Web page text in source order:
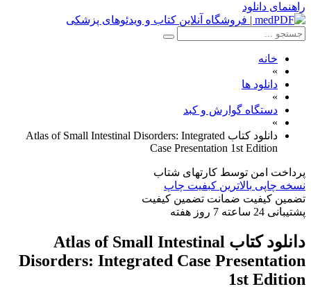
راهنمای دانلود
خانه
»
دانلود ها
»
دستگاه گوارش و کبد
»
دانلود کتاب Atlas of Small Intestinal Disorders: Integrated
Case Presentation 1st Edition
پرداخت امن توسط کارتهای شتاب
نسخه چاپی بالاترین کبفیت چاپ
تضمین کیفیت ضمانت تضمین کیفیت
پشتیبانی 24 ساعته 7 روز هفته
دانلود کتاب Atlas of Small Intestinal
Disorders: Integrated Case Presentation
1st Edition